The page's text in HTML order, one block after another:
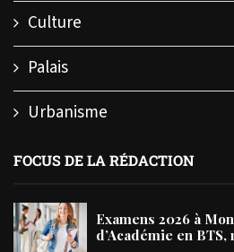
Culture
Palais
Urbanisme
FOCUS DE LA RÉDACTION
Examens 2026 à
d’Académie en